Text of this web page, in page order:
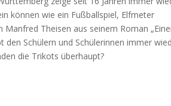
können wie ein Fußballspiel, Elfmeter
Theisen aus seinem Roman
den Schülern und Schülerinnen immer
die Trikots überhaupt?